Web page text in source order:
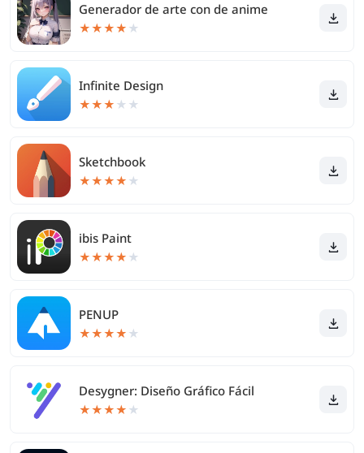
Generador de arte con de anime
★★★★ ★
Infinite Design
★★★ ★ ★
Sketchbook
★★★★ ★
ibis Paint
★★★★ ★
PENUP
★★★★ ★
Desygner: Diseño Gráfico Fácil
★★★★ ★